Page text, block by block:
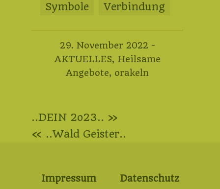
Symbole
Verbindung
29. November 202216.
Januar
2023
-
AKTUELLES, Heilsame
Angebote, orakeln
Beitragsnavigation
..DEIN 2o23.. »
« ..Wald Geister..
Impressum Datenschutz